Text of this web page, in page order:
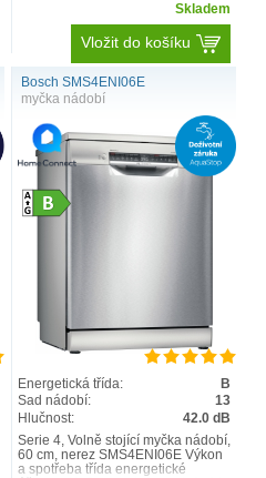
Skladem
Vložit do košíku
Bosch SMS4ENI06E
myčka nádobí
Energetická třída:
B
Sad nádobí:
13
Hlučnost:
42.0 dB
Serie 4, Volně stojící myčka nádobí,
60 cm, nerez SMS4ENI06E Výkon
a spotřeba třída energetické